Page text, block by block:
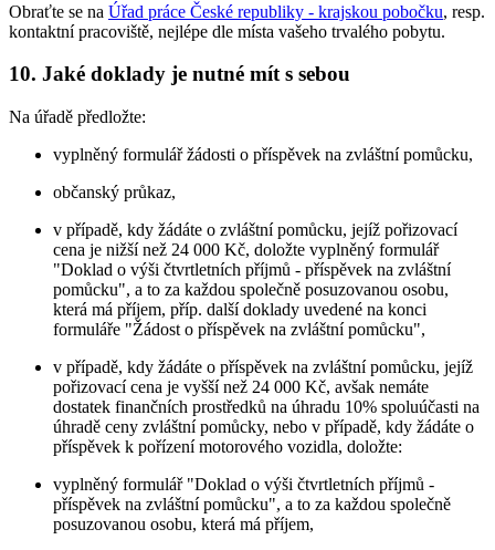
Obraťte se na Úřad práce České republiky - krajskou pobočku, resp.
kontaktní pracoviště, nejlépe dle místa vašeho trvalého pobytu.
10. Jaké doklady je nutné mít s sebou
Na úřadě předložte:
vyplněný formulář žádosti o příspěvek na zvláštní pomůcku,
občanský průkaz,
v případě, kdy žádáte o zvláštní pomůcku, jejíž pořizovací
cena je nižší než 24 000 Kč, doložte vyplněný formulář
"Doklad o výši čtvrtletních příjmů - příspěvek na zvláštní
pomůcku", a to za každou společně posuzovanou osobu,
která má příjem, příp. další doklady uvedené na konci
formuláře "Žádost o příspěvek na zvláštní pomůcku",
v případě, kdy žádáte o příspěvek na zvláštní pomůcku, jejíž
pořizovací cena je vyšší než 24 000 Kč, avšak nemáte
dostatek finančních prostředků na úhradu 10% spoluúčasti na
úhradě ceny zvláštní pomůcky, nebo v případě, kdy žádáte o
příspěvek k pořízení motorového vozidla, doložte:
vyplněný formulář "Doklad o výši čtvrtletních příjmů -
příspěvek na zvláštní pomůcku", a to za každou společně
posuzovanou osobu, která má příjem,